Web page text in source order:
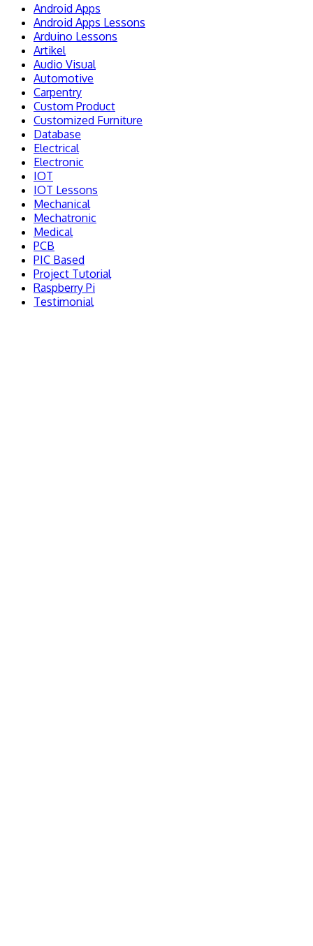
Android Apps
Android Apps Lessons
Arduino Lessons
Artikel
Audio Visual
Automotive
Carpentry
Custom Product
Customized Furniture
Database
Electrical
Electronic
IOT
IOT Lessons
Mechanical
Mechatronic
Medical
PCB
PIC Based
Project Tutorial
Raspberry Pi
Testimonial